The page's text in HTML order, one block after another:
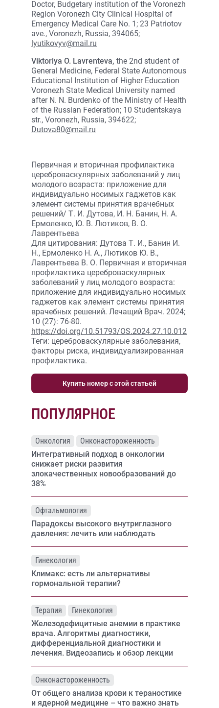
Doctor, Budgetary institution of the Voronezh
Region Voronezh City Clinical Hospital of
Emergency Medical Care No. 1; 23 Patriotov
ave., Voronezh, Russia, 394065;
lyutikovyv@mail.ru
Viktoriya O. Lavrenteva, the 2nd student of
General Medicine, Federal State Autonomous
Educational Institution of Higher Education
Voronezh State Medical University named
after N. N. Burdenko of the Ministry of Health
of the Russian Federation; 10 Studentskaya
str., Voronezh, Russia, 394622;
Dutova80@mail.ru
Первичная и вторичная профилактика
цереброваскулярных заболеваний у лиц
молодого возраста: приложение для
индивидуально носимых гаджетов как
элемент системы принятия врачебных
решений/ Т. И. Дутова, И. Н. Банин, Н. А.
Ермоленко, Ю. В. Лютиков, В. О.
Лаврентьева
Для цитирования: Дутова Т. И., Банин И.
Н., Ермоленко Н. А., Лютиков Ю. В.,
Лаврентьева В. О. Первичная и вторичная
профилактика цереброваскулярных
заболеваний у лиц молодого возраста:
приложение для индивидуально носимых
гаджетов как элемент системы принятия
врачебных решений. Лечащий Врач. 2024;
10 (27): 76-80.
https://doi.org/10.51793/OS.2024.27.10.012
Теги: цереброваскулярные заболевания,
факторы риска, индивидуализированная
профилактика.
Купить номер с этой статьей
ПОПУЛЯРНОЕ
Онкология
Онконастороженность
Интегративный подход в онкологии
снижает риски развития
злокачественных новообразований до
38%
Офтальмология
Парадоксы высокого внутриглазного
давления: лечить или наблюдать
Гинекология
Климакс: есть ли альтернативы
гормональной терапии?
Терапия
Гинекология
Железодефицитные анемии в практике
врача. Алгоритмы диагностики,
дифференциальной диагностики и
лечения. Видеозапись и обзор лекции
Онконастороженность
От общего анализа крови к тераностике
и ядерной медицине – что важно знать